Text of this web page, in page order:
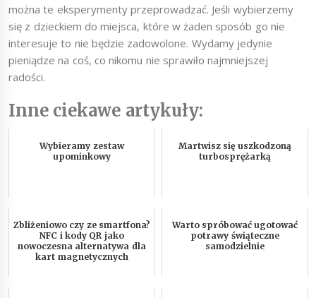
można te eksperymenty przeprowadzać. Jeśli wybierzemy
się z dzieckiem do miejsca, które w żaden sposób go nie
interesuje to nie będzie zadowolone. Wydamy jedynie
pieniądze na coś, co nikomu nie sprawiło najmniejszej
radości.
Inne ciekawe artykuły:
Wybieramy zestaw
upominkowy
Martwisz się uszkodzoną
turbosprężarką
Zbliżeniowo czy ze smartfona?
NFC i kody QR jako
nowoczesna alternatywa dla
kart magnetycznych
Warto spróbować ugotować
potrawy świąteczne
samodzielnie